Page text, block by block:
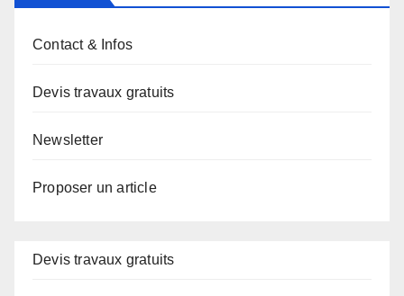
Contact & Infos
Devis travaux gratuits
Newsletter
Proposer un article
Devis travaux gratuits